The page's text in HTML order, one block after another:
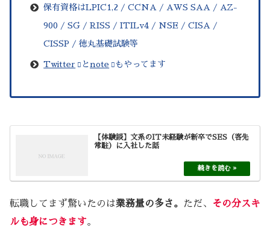
保有資格はLPIC1,2 / CCNA / AWS SAA / AZ-
900 / SG / RISS / ITILv4 / NSE / CISA /
CISSP / 徳丸基礎試験等
Twitter とnote もやってます
【体験談】文系のIT未経験が新卒でSES（客先
常駐）に入社した話
転職してまず驚いたのは業務量の多さ。 ただ、
その分スキ
ルも身につきます。